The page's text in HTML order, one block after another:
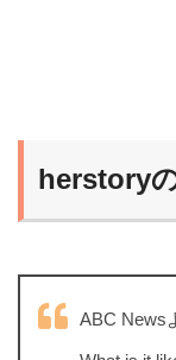
herstory
ABC News